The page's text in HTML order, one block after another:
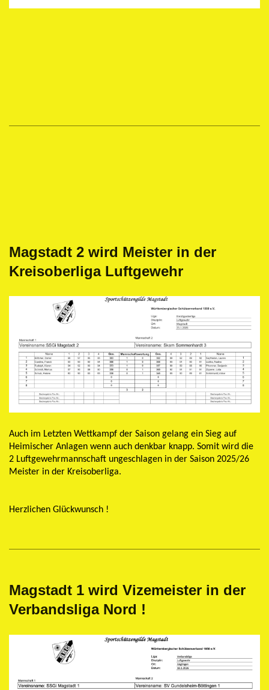
Magstadt 2 wird Meister in der
Kreisoberliga Luftgewehr
Auch im Letzten Wettkampf der Saison gelang ein Sieg auf
Heimischer Anlagen wenn auch denkbar knapp. Somit wird die
2 Luftgewehrmannschaft ungeschlagen in der Saison 2025/26
Meister in der Kreisoberliga.
Herzlichen Glückwunsch !
Magstadt 1 wird Vizemeister in der
Verbandsliga Nord !